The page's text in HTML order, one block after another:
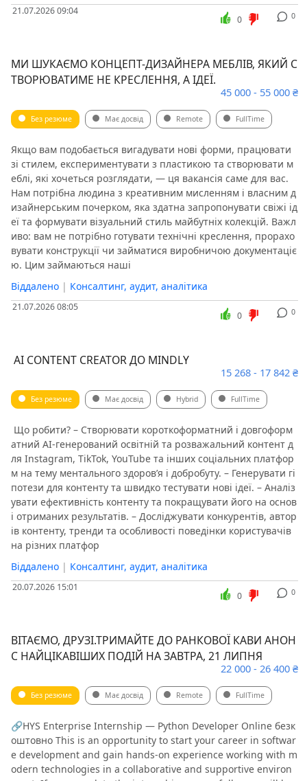
21.07.2026 09:04 0
0
МИ ШУКАЄМО КОНЦЕПТ-ДИЗАЙНЕРА МЕБЛІВ, ЯКИЙ С
ТВОРЮВАТИМЕ НЕ КРЕСЛЕННЯ, А ІДЕЇ.
45 000 - 55 000 ₴
Без резюме Має досвід Remote FullTime
Якщо вам подобається вигадувати нові форми, працювати
зі стилем, експериментувати з пластикою та створювати м
еблі, які хочеться розглядати, — ця вакансія саме для вас.
Нам потрібна людина з креативним мисленням і власним д
изайнерським почерком, яка здатна запропонувати свіжі ід
еї та формувати візуальний стиль майбутніх колекцій. Важл
иво: вам не потрібно готувати технічні креслення, прорахо
вувати конструкції чи займатися виробничою документаціє
ю. Цим займаються наші
Віддалено | Консалтинг, аудит, аналітика
21.07.2026 08:05 0
0
️ AI CONTENT CREATOR ДО MINDLY
15 268 - 17 842 ₴
Без резюме Має досвід Hybrid FullTime
️ Що робити? – Створювати короткоформатний і довгоформ
атний AI-генерований освітній та розважальний контент д
ля Instagram, TikTok, YouTube та інших соціальних платфор
м на тему ментального здоров’я і добробуту. – Генерувати гі
потези для контенту та швидко тестувати нові ідеї. – Аналіз
увати ефективність контенту та покращувати його на основ
і отриманих результатів. – Досліджувати конкурентів, автор
ів контенту, тренди та особливості поведінки користувачів
на різних платфор
Віддалено | Консалтинг, аудит, аналітика
20.07.2026 15:01 0
0
ВІТАЄМО, ДРУЗІ.ТРИМАЙТЕ ДО РАНКОВОЇ КАВИ АНОН
С НАЙЦІКАВІШИХ ПОДІЙ НА ЗАВТРА, 21 ЛИПНЯ
22 000 - 26 400 ₴
Без резюме Має досвід Remote FullTime
🔗HYS Enterprise Internship — Python Developer Online безк
оштовно This is an opportunity to start your career in softwar
e development and gain hands-on experience working with m
odern technologies in a collaborative and supportive environ